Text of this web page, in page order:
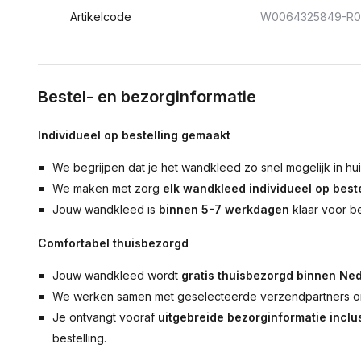
Artikelcode W0064325849-
Bestel- en bezorginformatie
Individueel op bestelling gemaakt
We begrijpen dat je het wandkleed zo snel mogelijk in
We maken met zorg elk wandkleed individueel op
Jouw wandkleed is binnen 5-7 werkdagen klaar voor
Comfortabel thuisbezorgd
Jouw wandkleed wordt gratis thuisbezorgd binnen
We werken samen met geselecteerde verzendpartners
Je ontvangt vooraf uitgebreide bezorginformatie
bestelling.